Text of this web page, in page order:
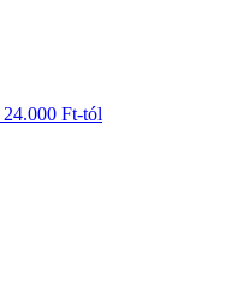
24.000 Ft-tól